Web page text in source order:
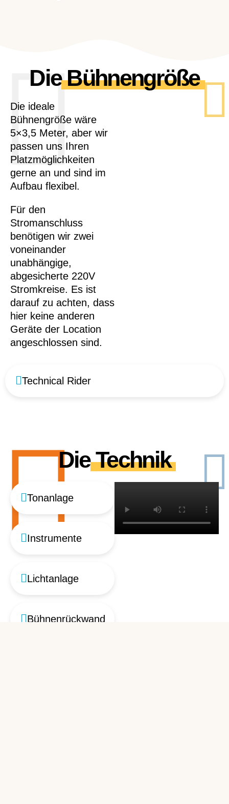
DieBühnengröße
Die ideale
Bühnengröße wäre
5×3,5 Meter, aber wir
passen uns Ihren
Platzmöglichkeiten
gerne an und sind im
Aufbau flexibel.
Für den
Stromanschluss
benötigen wir zwei
voneinander
unabhängige,
abgesicherte 220V
Stromkreise. Es ist
darauf zu achten, dass
hier keine anderen
Geräte der Location
angeschlossen sind.
Technical Rider
DieTechnik
Tonanlage
Instrumente
Lichtanlage
Bühnenrückwand